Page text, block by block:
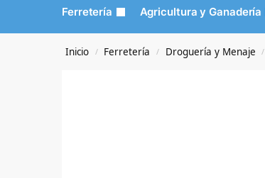
Ferretería Agricultura y Ganadería
Inicio / Ferretería / Droguería y Menaje /